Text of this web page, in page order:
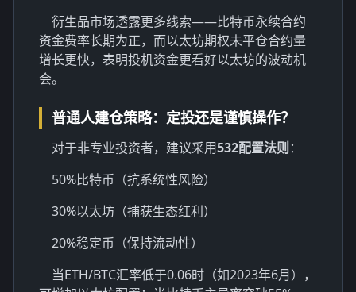
衍生品市场透露更多线索——比特币永续合约
资金费率长期为正，而以太坊期权未平仓合约量
增长更快，表明投机资金更看好以太坊的波动机
会。
普通人建仓策略：定投还是谨慎操作？
对于非专业投资者，建议采用532配置法则 ：
50%比特币（抗系统性风险）
30%以太坊（捕获生态红利）
20%稳定币（保持流动性）
当ETH/BTC汇率低于0.06时（如2023年6月），